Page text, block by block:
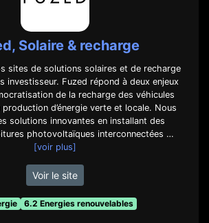
Solaire & recharge
sites de solutions solaires et de recharge
investisseur. Fuzed répond à deux enjeux
de la recharge des véhicules
d’énergie verte et locale. Nous
solutions innovantes en installant des
photovoltaïques interconnectées …
[voir plus]
Voir le site
6.2 Energies renouvelables